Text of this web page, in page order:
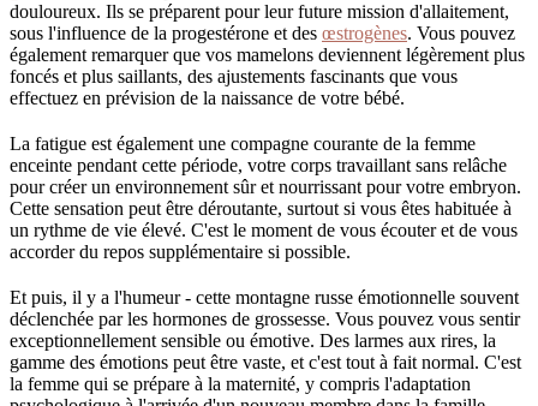
douloureux. Ils se préparent pour leur future mission d'allaitement,
sous l'influence de la progestérone et des œstrogènes. Vous pouvez
également remarquer que vos mamelons deviennent légèrement plus
foncés et plus saillants, des ajustements fascinants que vous
effectuez en prévision de la naissance de votre bébé.
La fatigue est également une compagne courante de la femme
enceinte pendant cette période, votre corps travaillant sans relâche
pour créer un environnement sûr et nourrissant pour votre embryon.
Cette sensation peut être déroutante, surtout si vous êtes habituée à
un rythme de vie élevé. C'est le moment de vous écouter et de vous
accorder du repos supplémentaire si possible.
Et puis, il y a l'humeur - cette montagne russe émotionnelle souvent
déclenchée par les hormones de grossesse. Vous pouvez vous sentir
exceptionnellement sensible ou émotive. Des larmes aux rires, la
gamme des émotions peut être vaste, et c'est tout à fait normal. C'est
la femme qui se prépare à la maternité, y compris l'adaptation